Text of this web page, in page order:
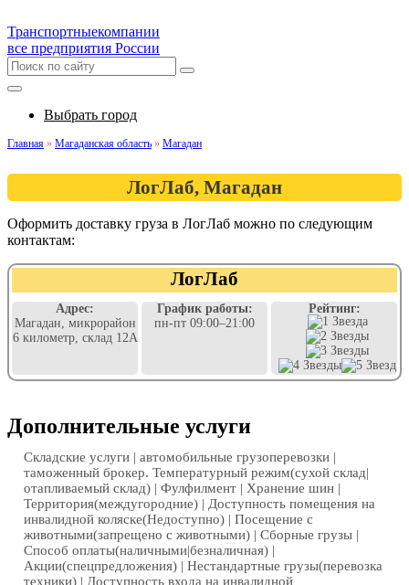
Транспортныекомпании
все предприятия России
Выбрать город
Главная » Магаданская область » Магадан
ЛогЛаб, Магадан
Оформить доставку груза в ЛогЛаб можно по следующим
контактам:
ЛогЛаб
Адрес:
Магадан, микрорайон
6 километр, склад 12А
График работы:
пн-пт 09:00–21:00
Рейтинг:
Дополнительные услуги
Складские услуги | автомобильные грузоперевозки |
таможенный брокер. Температурный режим(сухой склад|
отапливаемый склад) | Фулфилмент | Хранение шин |
Территория(междугородние) | Доступность помещения на
инвалидной коляске(Недоступно) | Посещение с
животными(запрещено с животными) | Сборные грузы |
Способ оплаты(наличными|безналичная) |
Акции(спецпредложения) | Нестандартные грузы(перевозка
техники) | Доступность входа на инвалидной